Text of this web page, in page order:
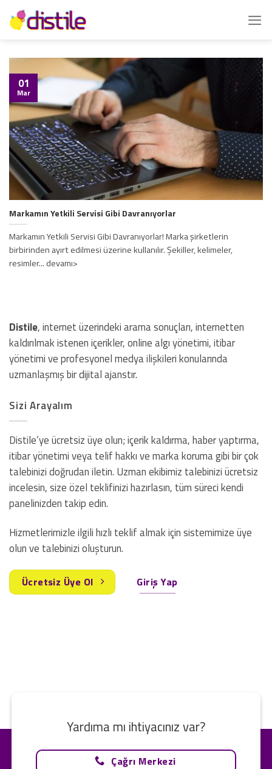
İçeriğe
atla
Markamın Yetkili Servisi Gibi Davranıyorlar
Markamın Yetkili Servisi Gibi Davranıyorlar! Marka şirketlerin
birbirinden ayırt edilmesi üzerine kullanılır. Şekiller, kelimeler,
resimler... devamı>
01
Mar
Distile, internet üzerindeki arama sonuçları, internetten
kaldırılmak istenen içerikler, online algı yönetimi, itibar
yönetimi ve profesyonel medya ilişkileri konularında
uzmanlaşmış bir dijital ajanstır.
Sizi Arayalım
Distile’ye ücretsiz üye olun; içerik kaldırma, haber yaptırma,
itibar yönetimi veya telif hakkı ve marka koruma gibi bir çok
talebinizi doğrudan iletin. Uzman ekibimiz talebinizi ücretsiz
incelesin, size özel teklifinizi hazırlasın, tüm süreci kendi
panelinizden takip edin.
Hizmetlerimizle ilgili hızlı teklif almak için sistemimize üye
olun ve talebinizi oluşturun.
Ücretsiz Üye Ol Giriş Yap
Yardıma mı ihtiyacınız var?
Çağrı Merkezi